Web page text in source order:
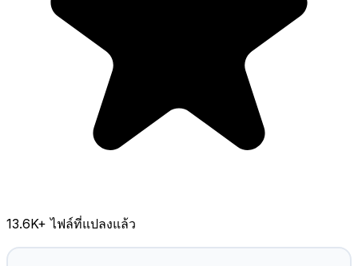
13.6K+ ไฟล์ที่แปลงแล้ว